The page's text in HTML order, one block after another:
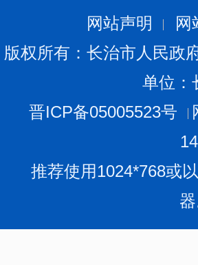
网站声明 网
版权所有：长治市人民
单位：
晋ICP备05005523号
推荐使用1024*768或